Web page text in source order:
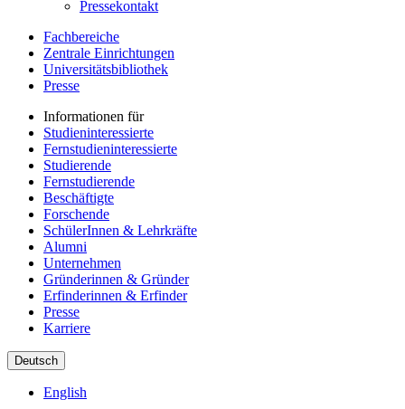
Pressekontakt
Fachbereiche
Zentrale Einrichtungen
Universitätsbibliothek
Presse
Informationen für
Studieninteressierte
Fernstudieninteressierte
Studierende
Fernstudierende
Beschäftigte
Forschende
SchülerInnen & Lehrkräfte
Alumni
Unternehmen
Gründerinnen & Gründer
Erfinderinnen & Erfinder
Presse
Karriere
Deutsch
English